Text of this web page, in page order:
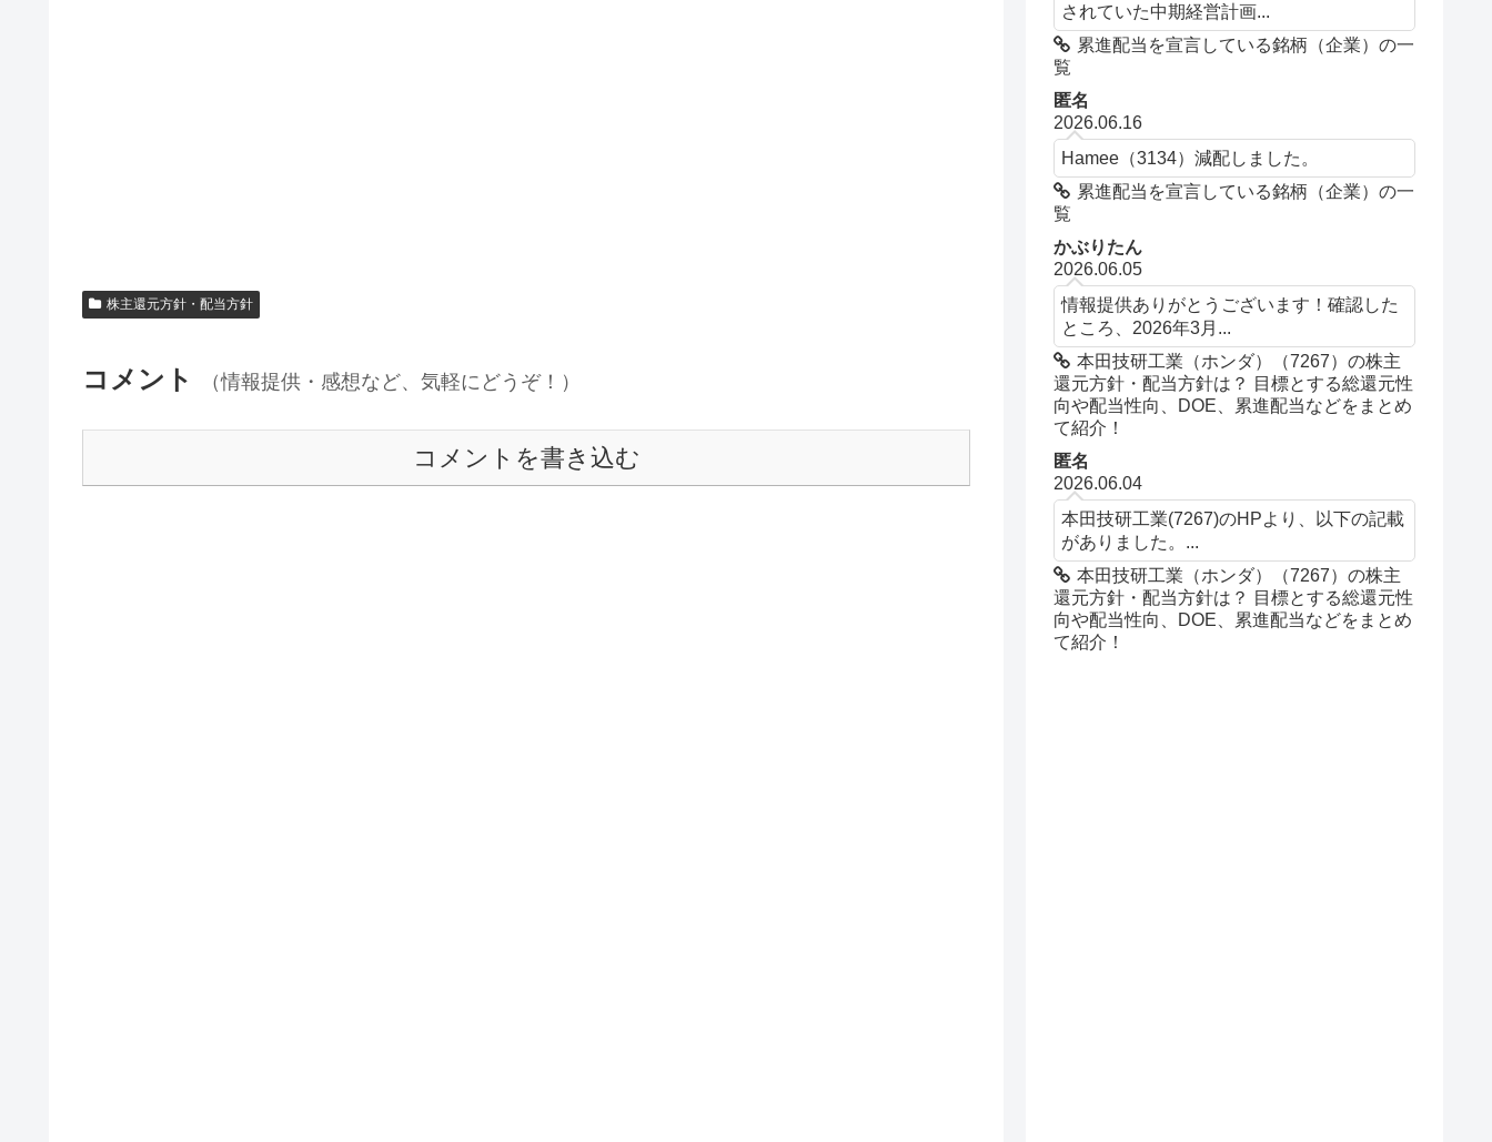
株主還元方針・配当方針
コメント （情報提供・感想など、気軽にどうぞ！）
コメントを書き込む
されていた中期経営計画...
累進配当を宣言している銘柄（企業）の一
覧
匿名
2026.06.16
Hamee（3134）減配しました。
累進配当を宣言している銘柄（企業）の一
覧
かぶりたん
2026.06.05
情報提供ありがとうございます！確認した
ところ、2026年3月...
本田技研工業（ホンダ）（7267）の株主
還元方針・配当方針は？ 目標とする総還元性
向や配当性向、DOE、累進配当などをまとめ
て紹介！
匿名
2026.06.04
本田技研工業(7267)のHPより、以下の記載
がありました。...
本田技研工業（ホンダ）（7267）の株主
還元方針・配当方針は？ 目標とする総還元性
向や配当性向、DOE、累進配当などをまとめ
て紹介！